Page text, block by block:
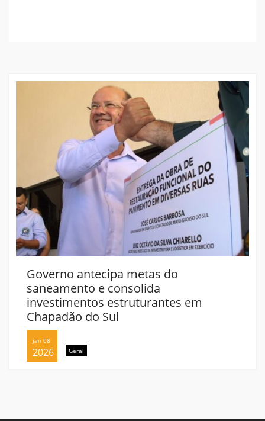
Governo antecipa metas do
saneamento e consolida
investimentos estruturantes em
Chapadão do Sul
jan 08
2026 Geral